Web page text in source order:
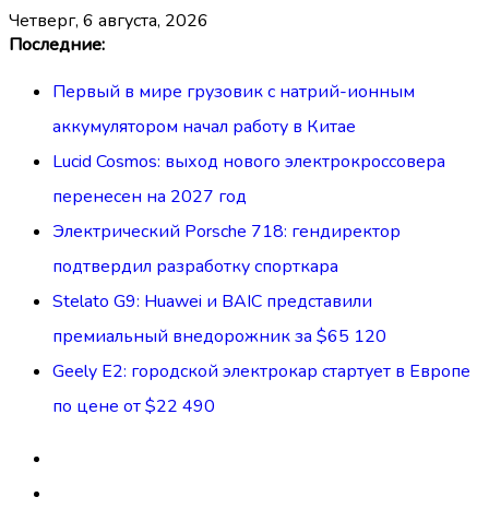
Перейти
содержимому
четверг, 6 августа, 2026
Последние:
Первый в мире грузовик с натрий-ионным
аккумулятором начал работу в Китае
Lucid Cosmos: выход нового электрокроссовера
перенесен на 2027 год
Электрический Porsche 718: гендиректор
подтвердил разработку спорткара
Stelato G9: Huawei и BAIC представили
премиальный внедорожник за $65 120
Geely E2: городской электрокар стартует в Европе
по цене от $22 490